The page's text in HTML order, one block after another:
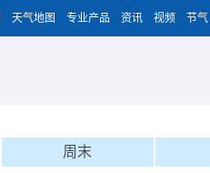
天气地图 专业产品 资讯 视频 节气
周末